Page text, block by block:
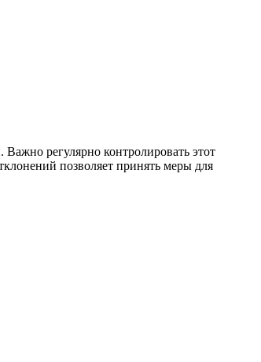
регулярно контролировать этот
позволяет принять меры для